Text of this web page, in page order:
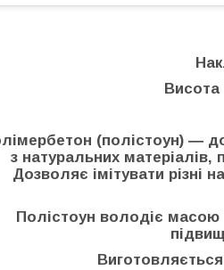
(полістоун) ―
з натуральних матеріалів,
Дозволяє імітувати різні
Полістоун володіє масою